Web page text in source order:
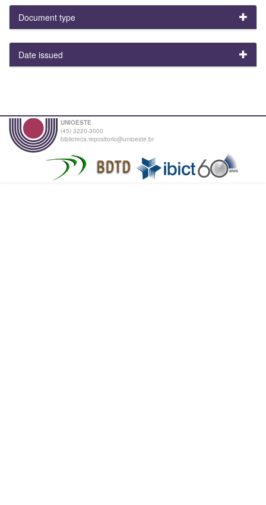
Document type
Date issued
UNIOESTE
(45) 3220-3000
biblioteca.repositorio@unioeste.br